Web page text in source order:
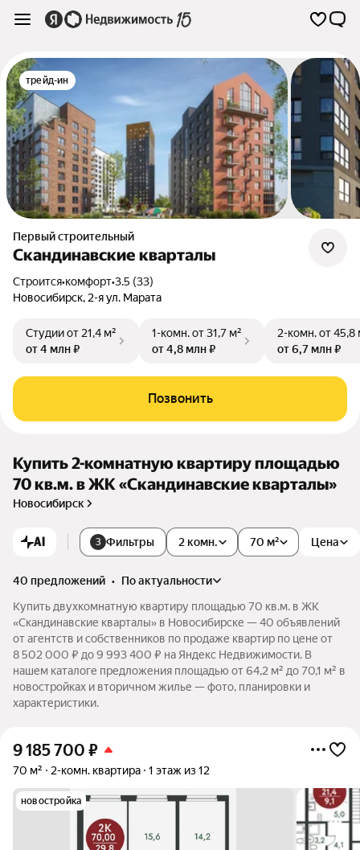
трейд-ин
Первый строительный
Скандинавские кварталы
Строится•комфорт•3.5 (33)
Новосибирск, 2-я ул. Марата
Студииот 21,4 м²
от 4 млн ₽
1-комн.от 31,7 м²
от 4,8 млн ₽
2-комн.от 45,8
от 6,7 млн ₽
Позвонить
Купить 2-комнатную квартиру площадью
70 кв.м. в ЖК «Скандинавские кварталы»
Новосибирск
AI 3 Фильтры 2 комн. Цена
70 м²
40 предложений •
по актуальности
Купить двухкомнатную квартиру площадью 70 кв.м. в ЖК
«Скандинавские кварталы» в Новосибирске — 40 объявлений
от агентств и собственников по продаже квартир по цене от
8 502 000 ₽ до 9 993 400 ₽ на Яндекс Недвижимости. В
нашем каталоге предложения площадью от 64,2 м² до 70,1 м² в
новостройках и вторичном жилье — фото, планировки и
характеристики.
9 185 700 ₽
70 м² 2-комн. квартира 1 этаж из 12
новостройка